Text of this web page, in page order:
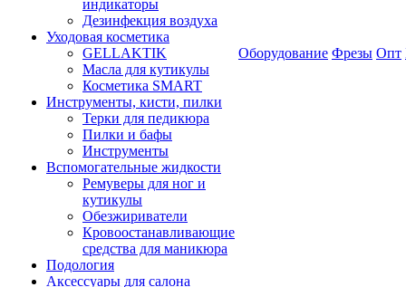
индикаторы
Дезинфекция воздуха
Уходовая косметика
GELLAKTIK
Масла для кутикулы
Косметика SMART
Инструменты, кисти, пилки
Терки для педикюра
Пилки и бафы
Инструменты
Вспомогательные жидкости
Ремуверы для ног и
кутикулы
Обезжириватели
Кровоостанавливающие
средства для маникюра
Подология
Аксессуары для салона
Оборудование Фрезы Опт